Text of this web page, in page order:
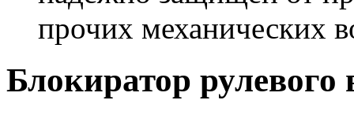
прочих механических
Блокиратор рулевого